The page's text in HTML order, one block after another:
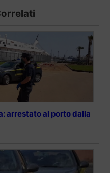
arrestato al porto dalla